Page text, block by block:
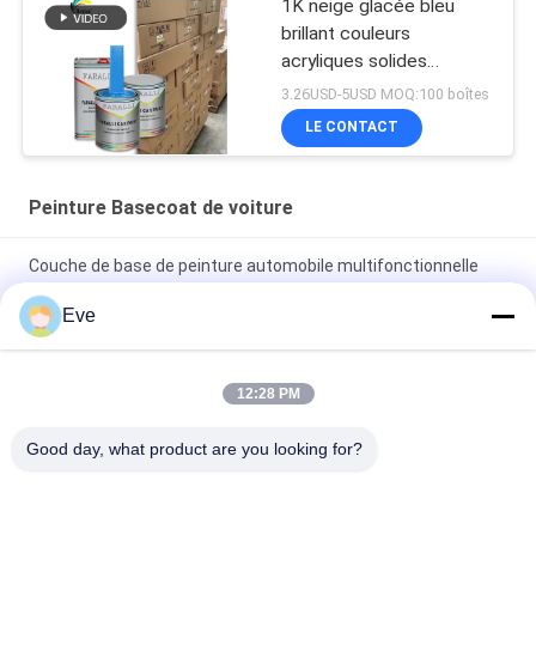
1K neige glacée bleu
brillant couleurs
acryliques solides
Peinture automobile pour
réparation de carrosserie
de voiture d'occasion
3.26USD-5USD MOQ:100 boîtes
LE CONTACT
Peinture Basecoat de voiture
Couche de base de peinture automobile multifonctionnelle
résistante aux UV
Vêtements à base claire pour automobile à l' épreuve du
acrylique résistant aux intempéries
Eve
12:28 PM
Good day, what product are you looking for?